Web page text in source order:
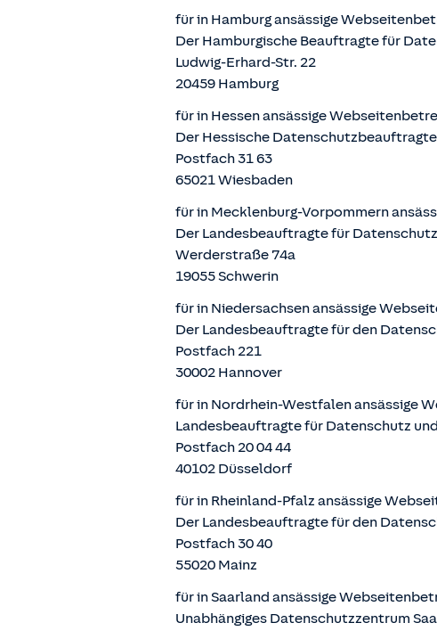
für in Hamburg ansässige
Der Hamburgische Beauftragte für
Ludwig-Erhard-Str. 22
20459 Hamburg
für in Hessen ansässige
Der Hessische Datenschutzbeauftragte
Postfach 31 63
65021 Wiesbaden
für in Mecklenburg-Vorpommern
Der Landesbeauftragte für
Werderstraße 74a
19055 Schwerin
für in Niedersachsen ansässige
Der Landesbeauftragte für den
Postfach 221
30002 Hannover
für in Nordrhein-Westfalen ansässige
Landesbeauftragte für Datenschutz
Postfach 20 04 44
40102 Düsseldorf
für in Rheinland-Pfalz ansässige
Der Landesbeauftragte für den
Postfach 30 40
55020 Mainz
für in Saarland ansässige
Unabhängiges Datenschutzzentrum